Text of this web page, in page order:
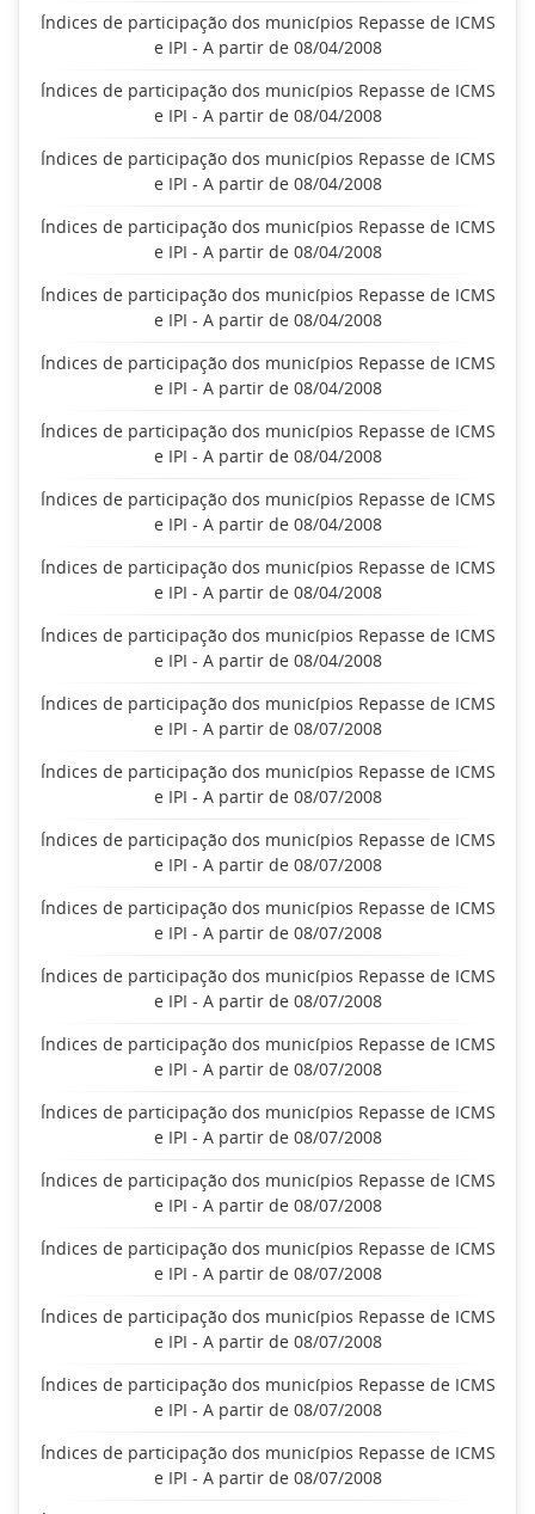
Índices de participação dos municípios Repasse de ICMS
e IPI - A partir de 08/04/2008
Índices de participação dos municípios Repasse de ICMS
e IPI - A partir de 08/04/2008
Índices de participação dos municípios Repasse de ICMS
e IPI - A partir de 08/04/2008
Índices de participação dos municípios Repasse de ICMS
e IPI - A partir de 08/04/2008
Índices de participação dos municípios Repasse de ICMS
e IPI - A partir de 08/04/2008
Índices de participação dos municípios Repasse de ICMS
e IPI - A partir de 08/04/2008
Índices de participação dos municípios Repasse de ICMS
e IPI - A partir de 08/04/2008
Índices de participação dos municípios Repasse de ICMS
e IPI - A partir de 08/04/2008
Índices de participação dos municípios Repasse de ICMS
e IPI - A partir de 08/04/2008
Índices de participação dos municípios Repasse de ICMS
e IPI - A partir de 08/04/2008
Índices de participação dos municípios Repasse de ICMS
e IPI - A partir de 08/07/2008
Índices de participação dos municípios Repasse de ICMS
e IPI - A partir de 08/07/2008
Índices de participação dos municípios Repasse de ICMS
e IPI - A partir de 08/07/2008
Índices de participação dos municípios Repasse de ICMS
e IPI - A partir de 08/07/2008
Índices de participação dos municípios Repasse de ICMS
e IPI - A partir de 08/07/2008
Índices de participação dos municípios Repasse de ICMS
e IPI - A partir de 08/07/2008
Índices de participação dos municípios Repasse de ICMS
e IPI - A partir de 08/07/2008
Índices de participação dos municípios Repasse de ICMS
e IPI - A partir de 08/07/2008
Índices de participação dos municípios Repasse de ICMS
e IPI - A partir de 08/07/2008
Índices de participação dos municípios Repasse de ICMS
e IPI - A partir de 08/07/2008
Índices de participação dos municípios Repasse de ICMS
e IPI - A partir de 08/07/2008
Índices de participação dos municípios Repasse de ICMS
e IPI - A partir de 08/07/2008